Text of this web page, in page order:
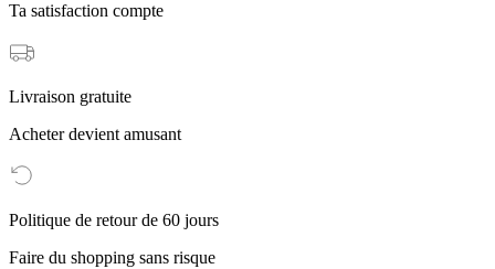
Ta satisfaction compte
Livraison gratuite
Acheter devient amusant
Politique de retour de 60 jours
Faire du shopping sans risque